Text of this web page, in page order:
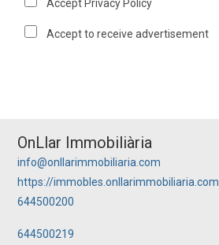
Accept Privacy Policy
Accept to receive advertisement
OnLlar Immobiliària
info@onllarimmobiliaria.com
https://immobles.onllarimmobiliaria.com
644500200
644500219